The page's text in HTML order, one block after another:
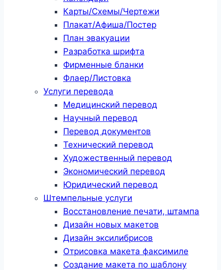
Карты/Схемы/Чертежи
Плакат/Афиша/Постер
План эвакуации
Разработка шрифта
Фирменные бланки
Флаер/Листовка
Услуги перевода
Медицинский перевод
Научный перевод
Перевод документов
Технический перевод
Художественный перевод
Экономический перевод
Юридический перевод
Штемпельные услуги
Восстановление печати, штампа
Дизайн новых макетов
Дизайн эксилибрисов
Отрисовка макета факсимиле
Создание макета по шаблону